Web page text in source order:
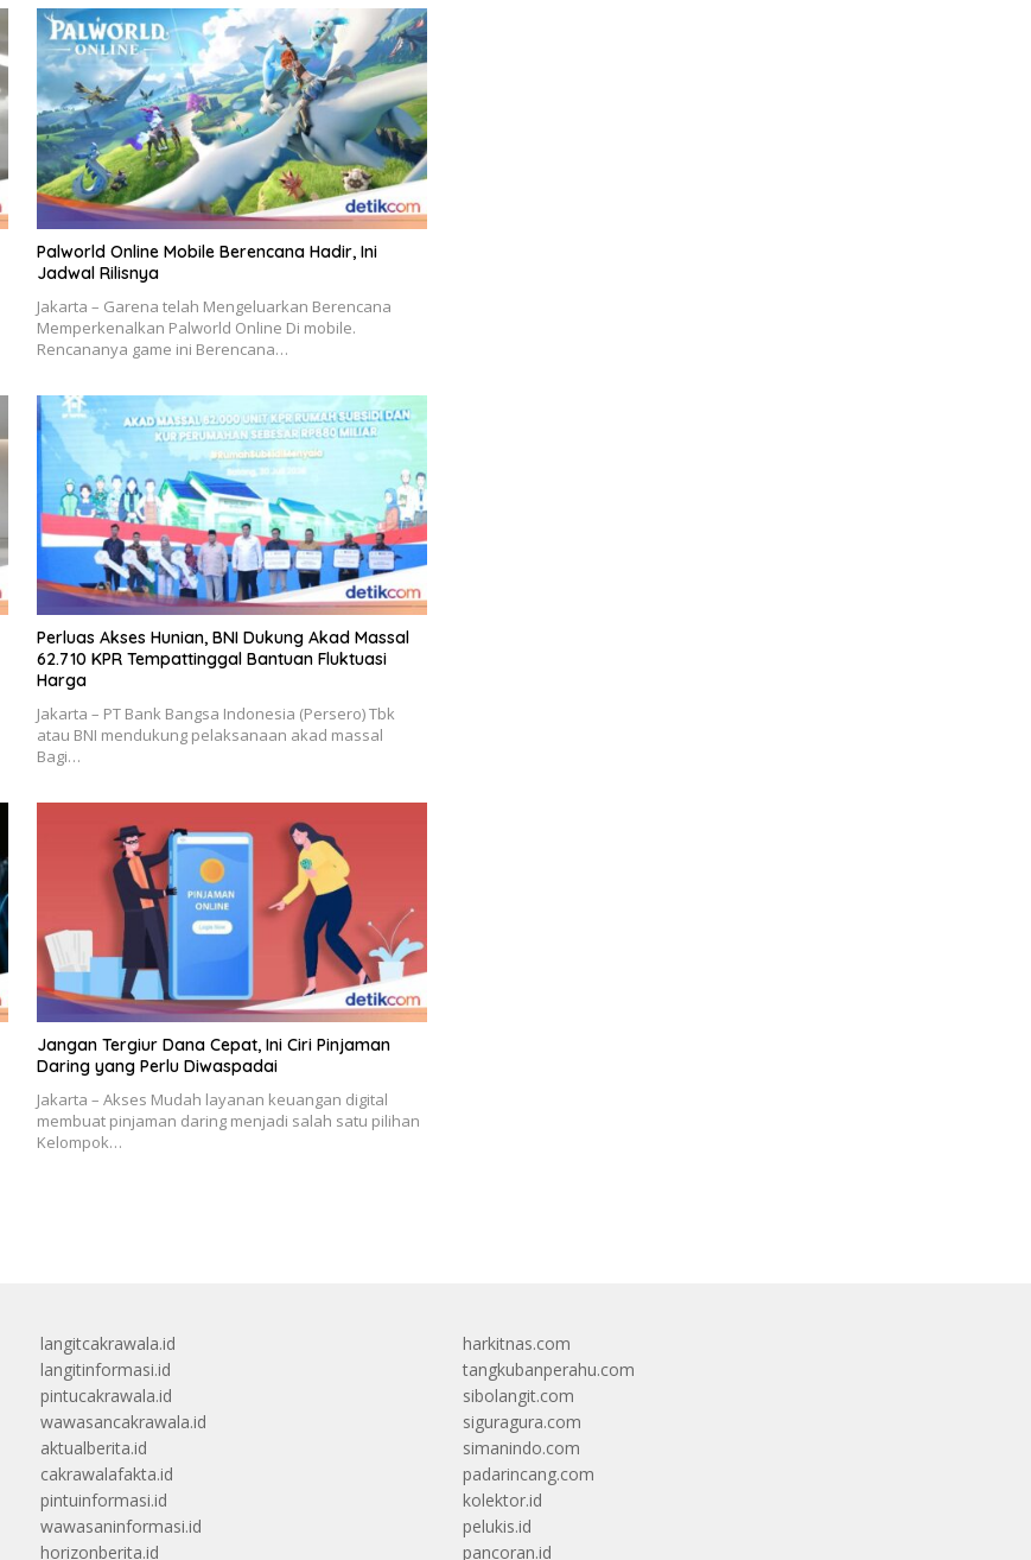
Palworld Online Mobile Berencana Hadir, Ini
Jadwal Rilisnya
Jakarta – Garena telah Mengeluarkan Berencana
Memperkenalkan Palworld Online Di mobile.
Rencananya game ini Berencana…
Perluas Akses Hunian, BNI Dukung Akad Massal
62.710 KPR Tempattinggal Bantuan Fluktuasi
Harga
Jakarta – PT Bank Bangsa Indonesia (Persero) Tbk
atau BNI mendukung pelaksanaan akad massal
Bagi…
Jangan Tergiur Dana Cepat, Ini Ciri Pinjaman
Daring yang Perlu Diwaspadai
Jakarta – Akses Mudah layanan keuangan digital
membuat pinjaman daring menjadi salah satu pilihan
Kelompok…
langitcakrawala.id
langitinformasi.id
pintucakrawala.id
wawasancakrawala.id
aktualberita.id
cakrawalafakta.id
pintuinformasi.id
wawasaninformasi.id
horizonberita.id
harkitnas.com
tangkubanperahu.com
sibolangit.com
siguragura.com
simanindo.com
padarincang.com
kolektor.id
pelukis.id
pancoran.id